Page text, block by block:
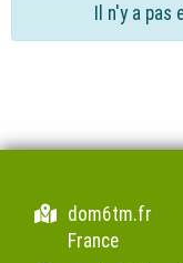
Il n'y a pas
dom6tm.fr
France